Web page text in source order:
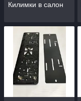
Килимки в салон